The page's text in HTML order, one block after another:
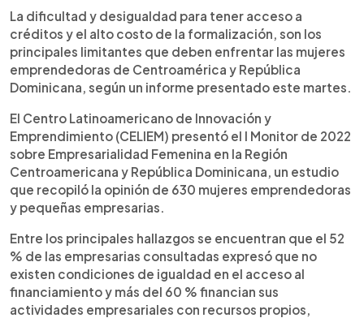
Escuchar artículo
La dificultad y desigualdad para tener acceso a
créditos y el alto costo de la formalización, son los
principales limitantes que deben enfrentar las mujeres
emprendedoras de Centroamérica y República
Dominicana, según un informe presentado este martes.
El Centro Latinoamericano de Innovación y
Emprendimiento (CELIEM) presentó el I Monitor de 2022
sobre Empresarialidad Femenina en la Región
Centroamericana y República Dominicana, un estudio
que recopiló la opinión de 630 mujeres emprendedoras
y pequeñas empresarias.
Entre los principales hallazgos se encuentran que el 52
% de las empresarias consultadas expresó que no
existen condiciones de igualdad en el acceso al
financiamiento y más del 60 % financian sus
actividades empresariales con recursos propios,